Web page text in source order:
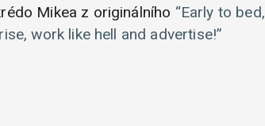
Mikea z originálního Early to bed,
work like hell and advertise!